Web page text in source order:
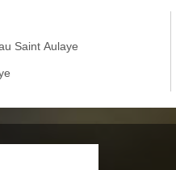
Saint Aulaye